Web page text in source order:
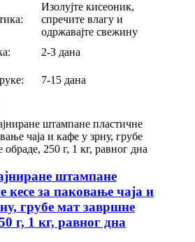
Изолујте кисеоник,
спречите влагу и
одржавајте свежину
2-3 дана
7-15 дана
штампане
кесе за паковање чаја и
грубе мат завршне
г, 1 кг, равног дна